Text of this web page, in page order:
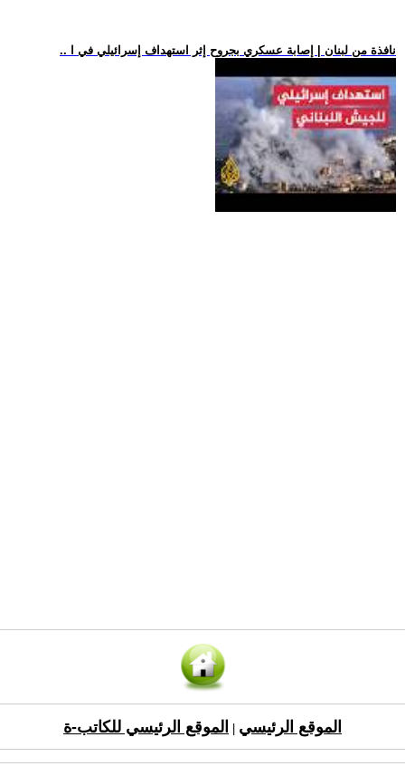
.. نافذة من لبنان | إصابة عسكري بجروح إثر استهداف إسرائيلي في ا
الموقع الرئيسي الموقع الرئيسي للكاتب-ة